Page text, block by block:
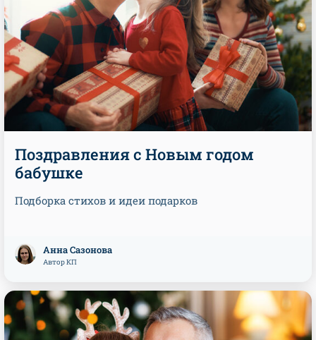
Поздравления с Новым годом
бабушке
Подборка стихов и идеи подарков
Анна Сазонова
Автор КП